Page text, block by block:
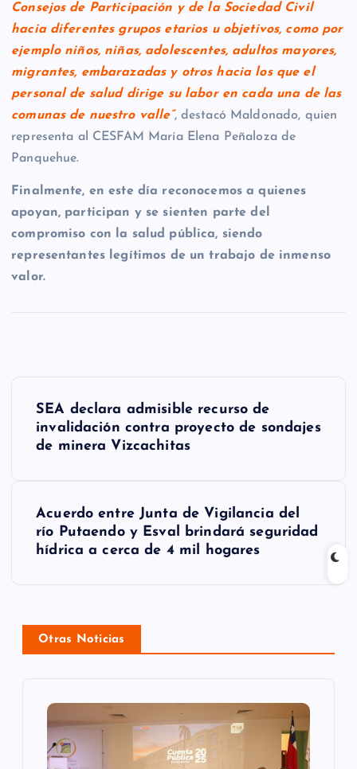
Consejos de Participación y de la Sociedad Civil
hacia diferentes grupos etarios u objetivos, como por
ejemplo niños, niñas, adolescentes, adultos mayores,
migrantes, embarazadas y otros hacia los que el
personal de salud dirige su labor en cada una de las
comunas de nuestro valle”, destacó Maldonado, quien
representa al CESFAM María Elena Peñaloza de
Panquehue.
Finalmente, en este día reconocemos a quienes
apoyan, participan y se sienten parte del
compromiso con la salud pública, siendo
representantes legítimos de un trabajo de inmenso
valor.
SEA declara admisible recurso de
invalidación contra proyecto de sondajes
de minera Vizcachitas
Acuerdo entre Junta de Vigilancia del
río Putaendo y Esval brindará seguridad
hídrica a cerca de 4 mil hogares
Otras Noticias